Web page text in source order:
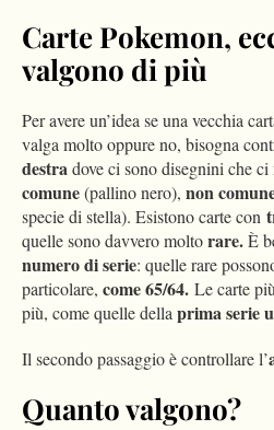
Carte Pokemon,
valgono di più
Per avere un’idea se una vecchia
valga molto oppure no, bisogna
destradove ci sono disegnini che ci
comune(pallino nero), non
specie di stella). Esistono carte con
quelle sono davvero moltorare.È
numero di serie: quelle rare
particolare, come 65/64. Le carte
più, come quelle dellaprima serie
Il secondo passaggio è controllare l’
Quanto valgono?